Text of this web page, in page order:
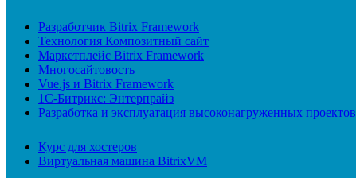
Разработчик Bitrix Framework
Технология Композитный сайт
Маркетплейс Bitrix Framework
Многосайтовость
Vue.js и Bitrix Framework
1С-Битрикс: Энтерпрайз
Разработка и эксплуатация высоконагруженных проектов
Курс для хостеров
Виртуальная машина BitrixVM